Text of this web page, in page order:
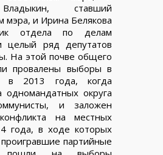
ставший
мэра, и Ирина Белякова
отдела по делам
целый ряд депутатов
На этой почве общего
провалены выборы в
в 2013 года, когда
одномандатных округа
и заложен
на местных
года, в ходе которых
партийные